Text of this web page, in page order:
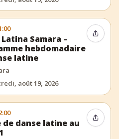
Samara –
hebdomadaire
latine
août 19, 2026
de danse latine au